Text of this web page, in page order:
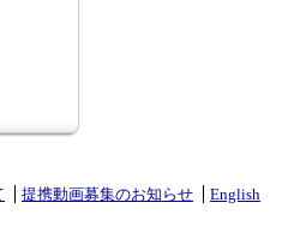
提携動画募集のお知らせ English